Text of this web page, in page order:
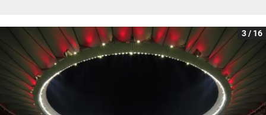
3 / 16